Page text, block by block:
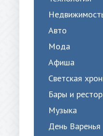
Авто
Мода
Афиша
Светская
Бары и
Музыка
День Варенья